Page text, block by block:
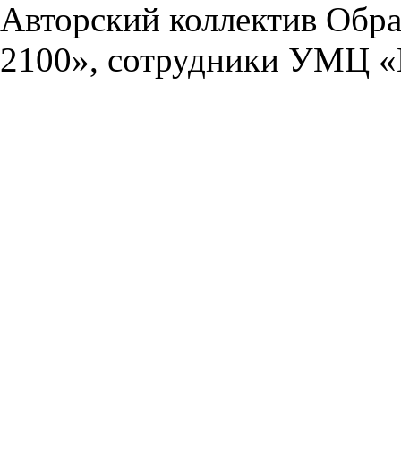
Авторский коллектив
2100», сотрудники УМЦ